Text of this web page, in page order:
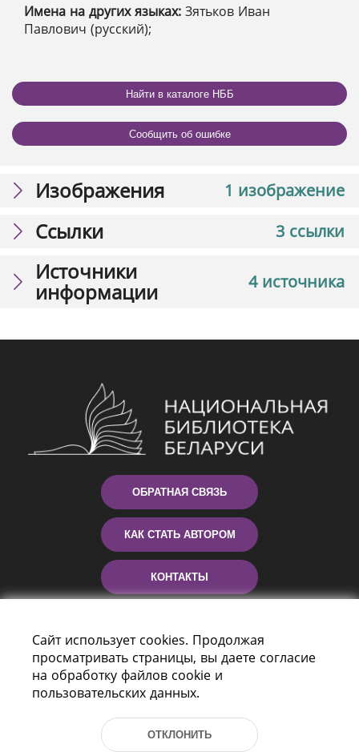
Имена на других языках: Зятьков Иван
Павлович (русский);
Найти в каталоге НББ
Сообщить об ошибке
1 изображение
Изображения
3 ссылки
Ссылки
4 источника
Источники
информации
ОБРАТНАЯ СВЯЗЬ
КАК СТАТЬ АВТОРОМ
КОНТАКТЫ
Сайт использует cookies. Продолжая
просматривать страницы, вы даете согласие
на обработку файлов cookie и
пользовательских данных.
ОТКЛОНИТЬ